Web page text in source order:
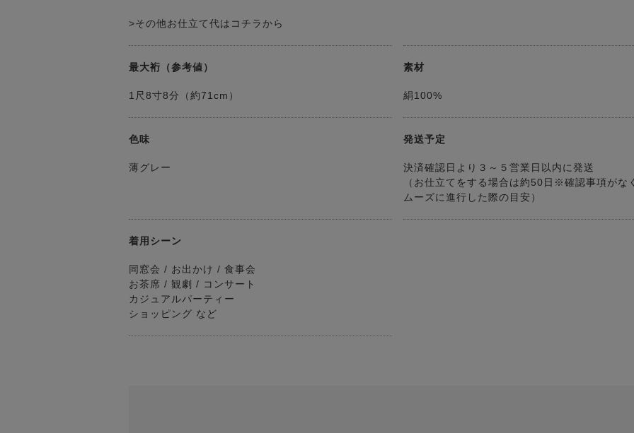
>その他お仕立て代はコチラから
最大裄（参考値）
1尺8寸8分（約71cm）
素材
絹100%
色味
薄グレー
発送予定
決済確認日より３～５営業日以内に発送
（お仕立てをする場合は約50日※確認事項がな
ムーズに進行した際の目安）
着用シーン
同窓会 / お出かけ / 食事会
お茶席 / 観劇 / コンサート
カジュアルパーティー
ショッピング など